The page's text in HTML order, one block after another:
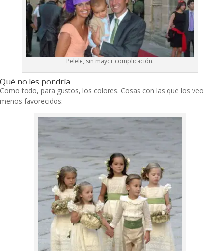
Pelele, sin mayor complicación.
Qué no les pondría
Como todo, para gustos, los colores. Cosas con las que los veo
menos favorecidos: